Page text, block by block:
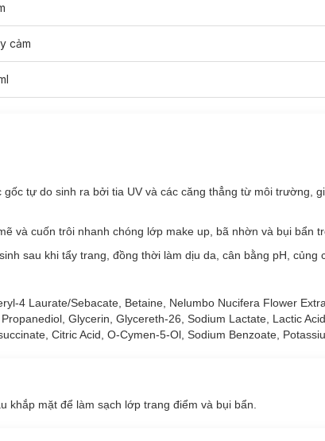
Micellar Water phù hợp với loại da
Hau Giang Lotus Soothing Micellar Water:
lấn hoặc không xâm lấn).
Hau Giang Lotus Soothing Micellar Water:
nên có đặc tính giữ ẩm cao, hỗ trợ làm mềm và làm dịu
cảm
gốc tự do sinh ra bởi tia UV và các căng thẳng từ môi trường,
và cuốn trôi nhanh chóng lớp make up, bã nhờn và bụi bẩn
sau khi tẩy trang, đồng thời làm dịu da, cân bằng pH, củng
4 Laurate/Sebacate, Betaine, Nelumbo Nucifera Flower
Glycerin, Glycereth-26, Sodium Lactate, Lactic
Citric Acid, O-Cymen-5-Ol, Sodium Benzoate,
khắp mặt để làm sạch lớp trang điểm và bụi bẩn.